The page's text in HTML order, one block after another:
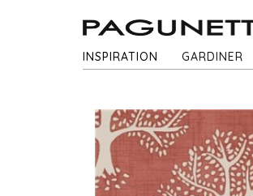
INSPIRATION GARDINER